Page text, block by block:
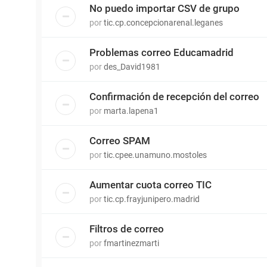
No puedo importar CSV de grupo
portic.cp.concepcionarenal.leganes
Problemas correo Educamadrid
pordes_David1981
Confirmación de recepción del correo
por marta.lapena1
Correo SPAM
portic.cpee.unamuno.mostoles
Aumentar cuota correo TIC
portic.cp.frayjunipero.madrid
Filtros de correo
porfmartinezmarti